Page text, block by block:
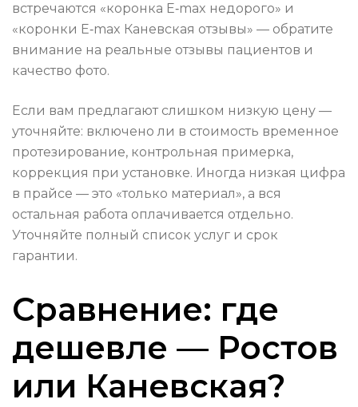
встречаются «коронка E‑max недорого» и
«коронки E‑max Каневская отзывы» — обратите
внимание на реальные отзывы пациентов и
качество фото.
Если вам предлагают слишком низкую цену —
уточняйте: включено ли в стоимость временное
протезирование, контрольная примерка,
коррекция при установке. Иногда низкая цифра
в прайсе — это «только материал», а вся
остальная работа оплачивается отдельно.
Уточняйте полный список услуг и срок
гарантии.
Сравнение: где
дешевле — Ростов
или Каневская?